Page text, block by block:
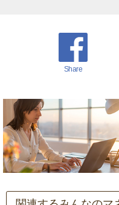
Share